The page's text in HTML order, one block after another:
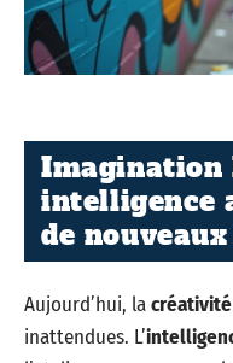
Imagination
intelligence
de
Aujourd’hui, lacréativité
inattendues. L’